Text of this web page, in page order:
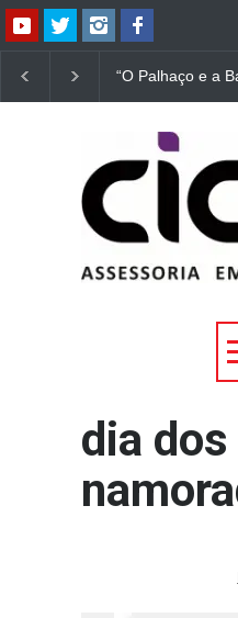
“O Palhaço e a
estreia hoje (1º)
Uberlândia
dia dos